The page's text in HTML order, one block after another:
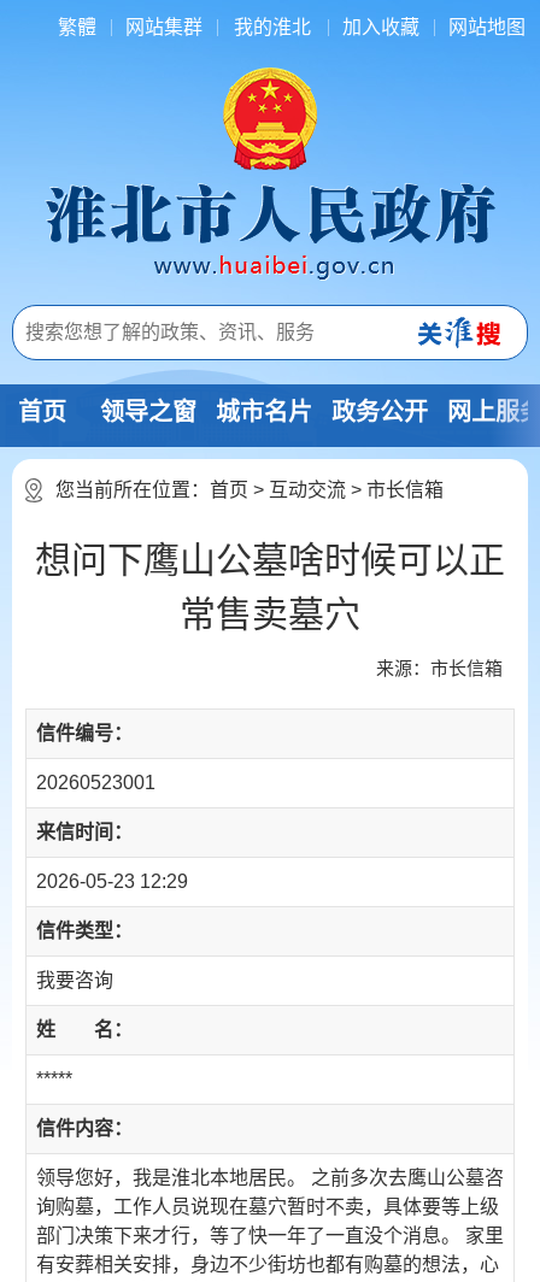
繁體 网站集群 我的淮北 加入收藏 网站地图
首页 领导之窗 城市名片 政务公开 网上服
您当前所在位置： 首页 > 互动交流 > 市长信箱
想问下鹰山公墓啥时候可以正
常售卖墓穴
来源：市长信箱
信件编号：
20260523001
来信时间：
2026-05-23 12:29
信件类型：
我要咨询
姓 名：
*****
信件内容：
领导您好，我是淮北本地居民。 之前多次去鹰山公墓咨
询购墓，工作人员说现在墓穴暂时不卖，具体要等上级
部门决策下来才行，等了快一年了一直没个消息。 家里
有安葬相关安排，身边不少街坊也都有购墓的想法，心